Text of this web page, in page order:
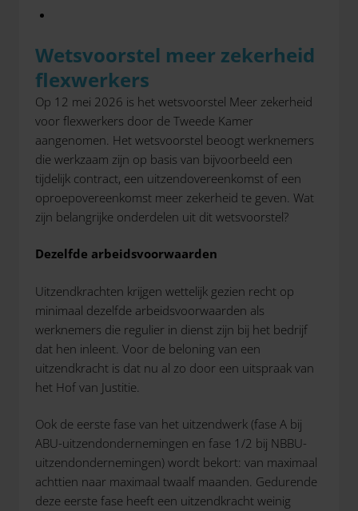
Wetsvoorstel meer zekerheid
flexwerkers
Op 12 mei 2026 is het wetsvoorstel Meer zekerheid
voor flexwerkers door de Tweede Kamer
aangenomen. Het wetsvoorstel beoogt werknemers
die werkzaam zijn op basis van bijvoorbeeld een
tijdelijk contract, een uitzendovereenkomst of een
oproepovereenkomst meer zekerheid te geven. Wat
zijn belangrijke onderdelen uit dit wetsvoorstel?
Dezelfde arbeidsvoorwaarden
Uitzendkrachten krijgen wettelijk gezien recht op
minimaal dezelfde arbeidsvoorwaarden als
werknemers die regulier in dienst zijn bij het bedrijf
dat hen inleent. Voor de beloning van een
uitzendkracht is dat nu al zo door een uitspraak van
het Hof van Justitie.
Ook de eerste fase van het uitzendwerk (fase A bij
ABU-uitzendondernemingen en fase 1/2 bij NBBU-
uitzendondernemingen) wordt bekort: van maximaal
achttien naar maximaal twaalf maanden. Gedurende
deze eerste fase heeft een uitzendkracht weinig